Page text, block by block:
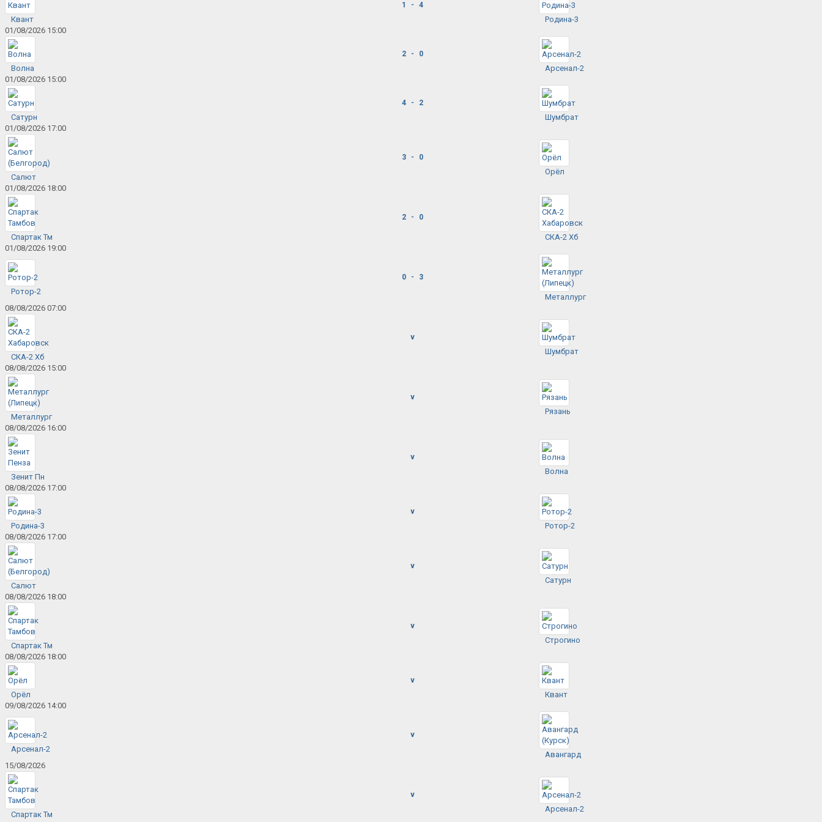
Квант
1 - 4
Родина-3
01/08/2026 15:00
Волна
2 - 0
Арсенал-2
01/08/2026 15:00
Сатурн
4 - 2
Шумбрат
01/08/2026 17:00
Салют
3 - 0
Орёл
01/08/2026 18:00
Спартак Тм
2 - 0
СКА-2 Хб
01/08/2026 19:00
Ротор-2
0 - 3
Металлург
08/08/2026 07:00
СКА-2 Хб
v
Шумбрат
08/08/2026 15:00
Металлург
v
Рязань
08/08/2026 16:00
Зенит Пн
v
Волна
08/08/2026 17:00
Родина-3
v
Ротор-2
08/08/2026 17:00
Салют
v
Сатурн
08/08/2026 18:00
Спартак Тм
v
Строгино
08/08/2026 18:00
Орёл
v
Квант
09/08/2026 14:00
Арсенал-2
v
Авангард
15/08/2026
Спартак Тм
v
Арсенал-2